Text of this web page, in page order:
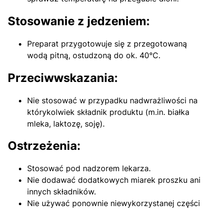
Stosowanie z jedzeniem:
Preparat przygotowuje się z przegotowaną
wodą pitną, ostudzoną do ok. 40°C.
Przeciwwskazania:
Nie stosować w przypadku nadwrażliwości na
którykolwiek składnik produktu (m.in. białka
mleka, laktozę, soję).
Ostrzeżenia:
Stosować pod nadzorem lekarza.
Nie dodawać dodatkowych miarek proszku ani
innych składników.
Nie używać ponownie niewykorzystanej części